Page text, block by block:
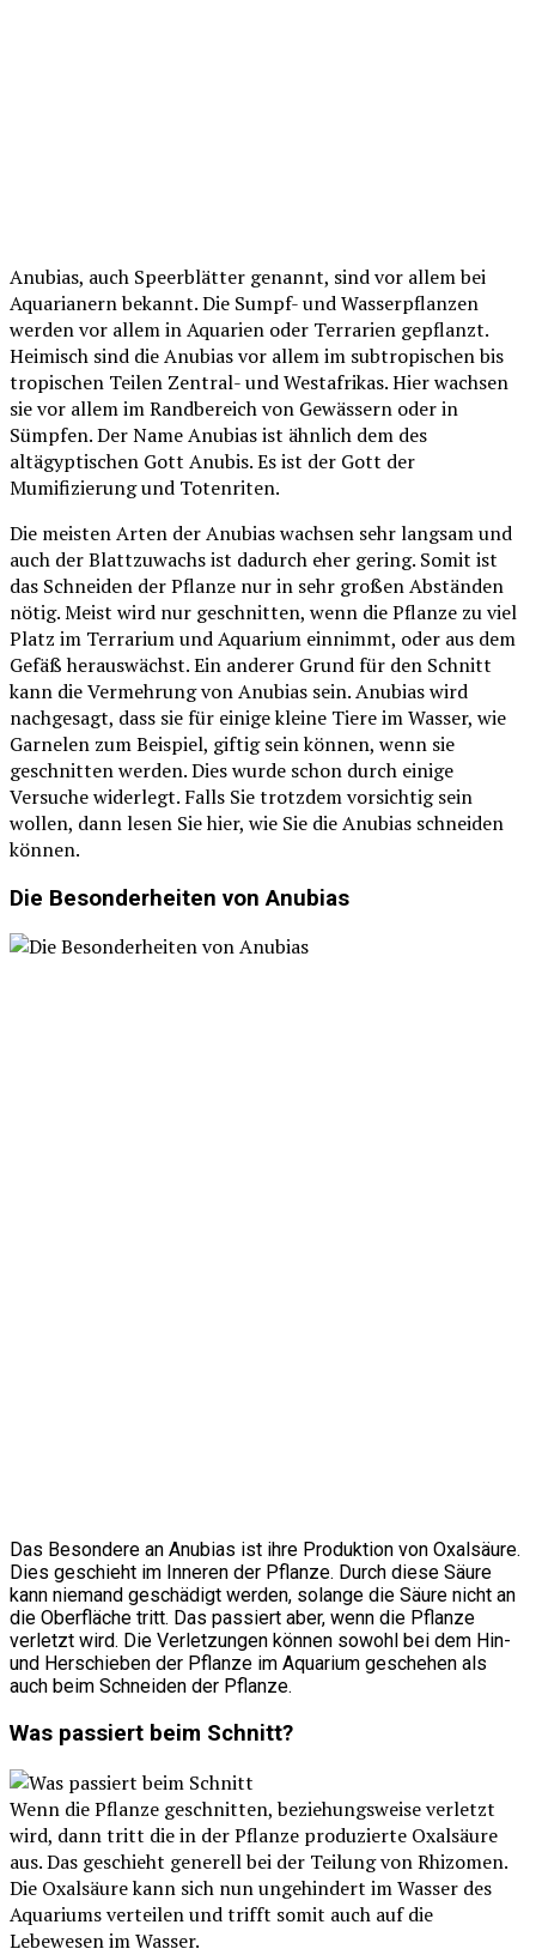
Anubias, auch Speerblätter genannt, sind vor allem bei
Aquarianern bekannt. Die Sumpf- und Wasserpflanzen
werden vor allem in Aquarien oder Terrarien gepflanzt.
Heimisch sind die Anubias vor allem im subtropischen bis
tropischen Teilen Zentral- und Westafrikas. Hier wachsen
sie vor allem im Randbereich von Gewässern oder in
Sümpfen. Der Name Anubias ist ähnlich dem des
altägyptischen Gott Anubis. Es ist der Gott der
Mumifizierung und Totenriten.
Die meisten Arten der Anubias wachsen sehr langsam und
auch der Blattzuwachs ist dadurch eher gering. Somit ist
das Schneiden der Pflanze nur in sehr großen Abständen
nötig. Meist wird nur geschnitten, wenn die Pflanze zu viel
Platz im Terrarium und Aquarium einnimmt, oder aus dem
Gefäß herauswächst. Ein anderer Grund für den Schnitt
kann die Vermehrung von Anubias sein. Anubias wird
nachgesagt, dass sie für einige kleine Tiere im Wasser, wie
Garnelen zum Beispiel, giftig sein können, wenn sie
geschnitten werden. Dies wurde schon durch einige
Versuche widerlegt. Falls Sie trotzdem vorsichtig sein
wollen, dann lesen Sie hier, wie Sie die Anubias schneiden
können.
Die Besonderheiten von Anubias
Das Besondere an Anubias ist ihre Produktion von Oxalsäure.
Dies geschieht im Inneren der Pflanze. Durch diese Säure
kann niemand geschädigt werden, solange die Säure nicht an
die Oberfläche tritt. Das passiert aber, wenn die Pflanze
verletzt wird. Die Verletzungen können sowohl bei dem Hin-
und Herschieben der Pflanze im Aquarium geschehen als
auch beim Schneiden der Pflanze.
Was passiert beim Schnitt?
Wenn die Pflanze geschnitten, beziehungsweise verletzt
wird, dann tritt die in der Pflanze produzierte Oxalsäure
aus. Das geschieht generell bei der Teilung von Rhizomen.
Die Oxalsäure kann sich nun ungehindert im Wasser des
Aquariums verteilen und trifft somit auch auf die
Lebewesen im Wasser.